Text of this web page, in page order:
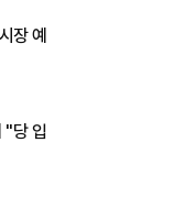
장 예
"당 입